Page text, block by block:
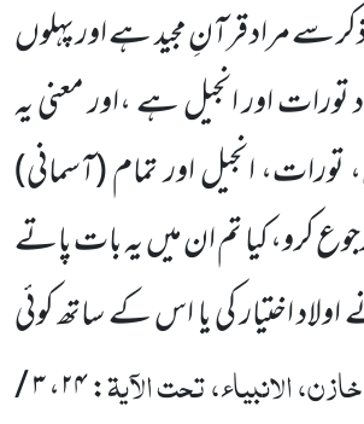
سے مراد قرآنِ مجید ہے اور پہلوں
اور انجیل ہے ،اور معنی یہ
انجیلاور تمام(آسمانی)
کرو، کیا تم ان میںیہ بات پاتے
اختیار کی یا اس کے ساتھ کوئی
خازن، الانبیاء، تحت الآیۃ
: ۲۴، ۳ /